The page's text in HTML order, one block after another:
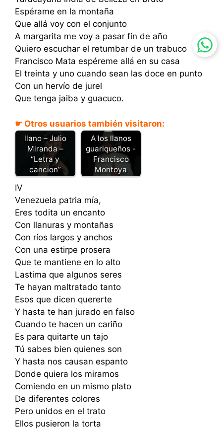
Espérame en la montaña
Que allá voy con el conjunto
A margarita me voy a pasar fin de año
Quiero escuchar el retumbar de un trabuco
Francisco Mata espéreme allá en su casa
El treinta y uno cuando sean las doce en punto
Con un hervío de jurel
Que tenga jaiba y guacuco.
☛ Otros usuarios también visitaron:
De oriente al
llano – Julio
Miranda –
“Letra y
cancion”
A los llanos
guariqueños -
Francisco
Montoya
IV
Venezuela patria mía,
Eres todita un encanto
Con llanuras y montañas
Con ríos largos y anchos
Con una estirpe prosera
Que te mantiene en lo alto
Lastima que algunos seres
Te hayan maltratado tanto
Esos que dicen quererte
Y hasta te han jurado en falso
Cuando te hacen un cariño
Es para quitarte un tajo
Tú sabes bien quienes son
Y hasta nos causan espanto
Donde quiera los miramos
Comiendo en un mismo plato
De diferentes colores
Pero unidos en el trato
Ellos pusieron la torta